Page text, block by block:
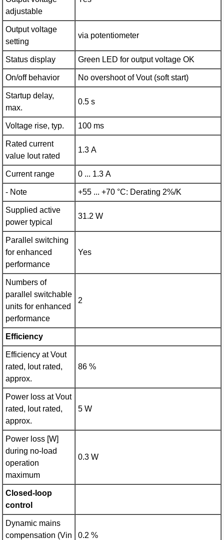
adjustable
Output voltage
setting
via potentiometer
Status display Green LED for output voltage OK
On/off behavior No overshoot of Vout (soft start)
Startup delay,
max.
0.5 s
Voltage rise, typ. 100 ms
Rated current
value Iout rated
1.3 A
Current range 0 ... 1.3 A
- Note +55 ... +70 °C: Derating 2%/K
Supplied active
power typical
31.2 W
Parallel switching
for enhanced
performance
Yes
Numbers of
parallel switchable
units for enhanced
performance
2
Efficiency
Efficiency at Vout
rated, Iout rated,
approx.
86 %
Power loss at Vout
rated, Iout rated,
approx.
5 W
Power loss [W]
during no-load
operation
maximum
0.3 W
Closed-loop
control
Dynamic mains
compensation (Vin
0.2 %